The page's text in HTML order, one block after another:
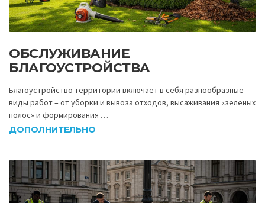
ОБСЛУЖИВАНИЕ
БЛАГОУСТРОЙСТВА
Благоустройство территории включает в себя разнообразные
виды работ – от уборки и вывоза отходов, высаживания «зеленых
полос» и формирования …
ДОПОЛНИТЕЛЬНО